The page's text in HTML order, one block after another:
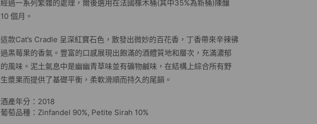
經過一系列繁雜的處理，爾後選用在法國橡木桶(其中35%為新桶)陳釀
10 個月。
這款Cat’s Cradle 呈深紅寶石色，散發出微妙的百花香，丁香帶來辛辣彿
過黑莓果的香氣。豐富的口感展現出飽滿的酒體質地和層次，充滿濃郁
的風味。泥土氣息中是幽幽青草味並有礦物鹹味，在結構上綜合所有野
生漿果而提供了基礎平衡，柔軟滑順而持久的尾韻。
酒產年分：2018
葡萄品種：Zinfandel 90%, Petite Sirah 10%